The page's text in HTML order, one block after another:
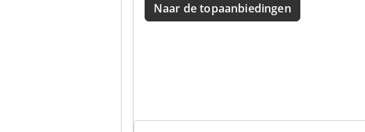
Naar de topaanbiedingen